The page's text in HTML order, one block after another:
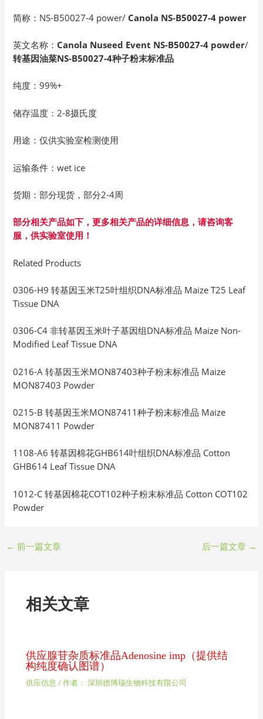
简称：NS-B50027-4 power/ Canola NS-B50027-4 power
英文名称： Canola Nuseed Event NS-B50027-4 powder/
转基因油菜NS-B50027-4种子粉末标准品
纯度：99%+
储存温度：2-8摄氏度
用途：仅供实验室检测使用
运输条件：wet ice
货期：部分现货，部分2-4周
部分相关产品如下，更多相关产品的详细信息，请咨询客
服，供实验室使用！
Related Products
0306-H9 转基因玉米T25叶组织DNA标准品 Maize T25 Leaf
Tissue DNA
0306-C4 非转基因玉米叶子基因组DNA标准品 Maize Non-
Modified Leaf Tissue DNA
0216-A 转基因玉米MON87403种子粉末标准品 Maize
MON87403 Powder
0215-B 转基因玉米MON87411种子粉末标准品 Maize
MON87411 Powder
1108-A6 转基因棉花GHB614叶组织DNA标准品 Cotton
GHB614 Leaf Tissue DNA
1012-C 转基因棉花COT102种子粉末标准品 Cotton COT102
Powder
← 前一篇文章 后一篇文章 →
相关文章
供应腺苷杂质标准品Adenosine imp（提供结
构纯度确认图谱）
供应信息 / 作者： 深圳德博瑞生物科技有限公司